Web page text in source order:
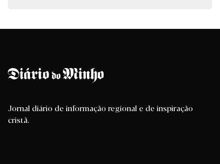
Jornal diário de informação regional e de inspiração
cristã.